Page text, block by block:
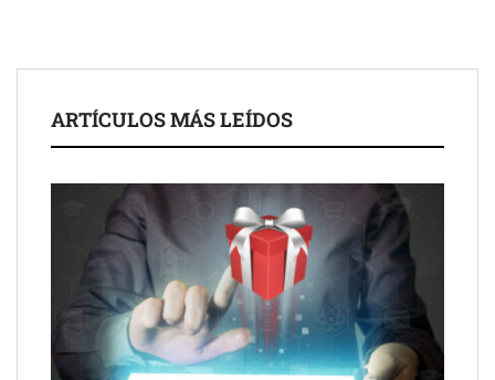
ARTÍCULOS MÁS LEÍDOS